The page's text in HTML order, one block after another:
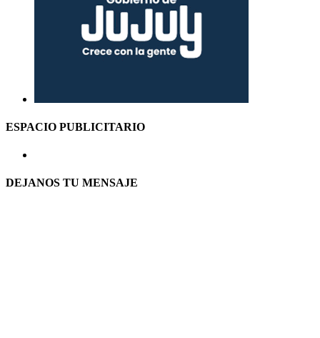
ESPACIO PUBLICITARIO
DEJANOS TU MENSAJE